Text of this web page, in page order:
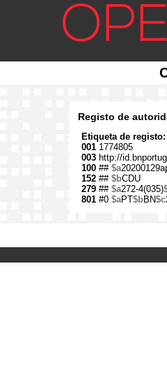
Registo de
Etiqueta de registo:
001 1774805
003 http://
100 ## $a
152 ## $bCDU
279 ## $a272-4(035)
801 #0 $aPT$bBN$c